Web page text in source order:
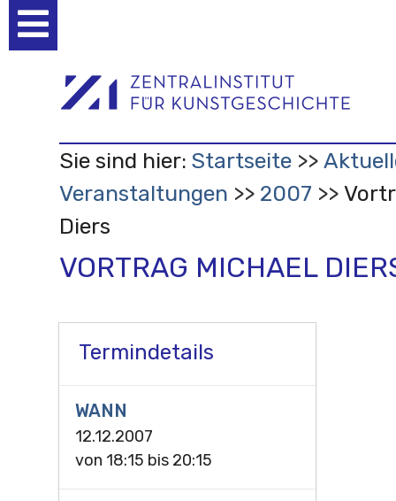
Werkzeuge
Sie sind hier: Startseite
Veranstaltungen
2007
Diers
VORTRAG MICHAEL
Termindetails
WANN
12.12.2007
von 18:15 bis 20:15